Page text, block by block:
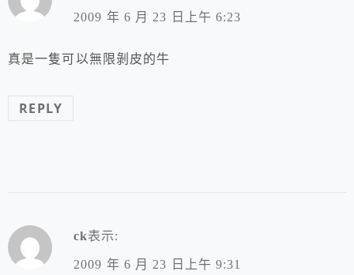
2009 年 6 月 23 日上午 6:23
真是一隻可以無限剝皮的牛
REPLY
ck表示:
2009 年 6 月 23 日上午 9:31